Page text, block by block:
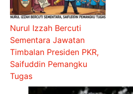
Nurul Izzah Bercuti
Sementara Jawatan
Timbalan Presiden PKR,
Saifuddin Pemangku
Tugas